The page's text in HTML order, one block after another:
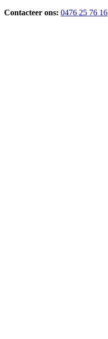
Contacteer ons: 0476 25 76 16